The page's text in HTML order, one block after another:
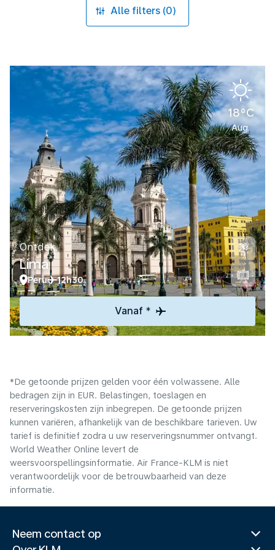
Alle filters (0)
18°C
Aug.
Ontdek
Lima
Peru 12h30
Vanaf *
*De getoonde prijzen gelden voor één volwassene. Alle
bedragen zijn in EUR. Belastingen, toeslagen en
reserveringskosten zijn inbegrepen. De getoonde prijzen
kunnen variëren, afhankelijk van de beschikbare tarieven. Uw
tarief is definitief zodra u uw reserveringsnummer ontvangt.
World Weather Online levert de
weersvoorspellingsinformatie. Air France-KLM is niet
verantwoordelijk voor de betrouwbaarheid van deze
informatie.
Neem contact op